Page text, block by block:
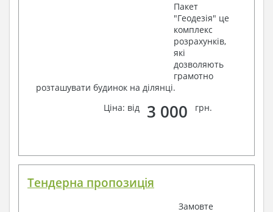
Пакет
"Геодезія" це
комплекс
розрахунків,
які
дозволяють
грамотно
розташувати будинок на ділянці.
Ціна: від
3 000 грн.
Тендерна пропозиція
Замовте